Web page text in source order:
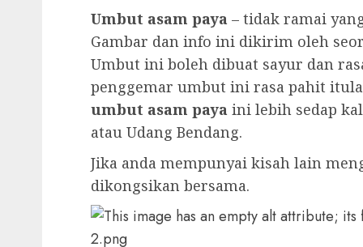
Umbut asam paya – tidak ramai
Gambar dan info ini dikirim oleh
Umbut ini boleh dibuat sayur dan
penggemar umbut ini rasa pahit
umbut asam paya ini lebih sedap
atau Udang Bendang.
Jika anda mempunyai kisah lain
dikongsikan bersama.